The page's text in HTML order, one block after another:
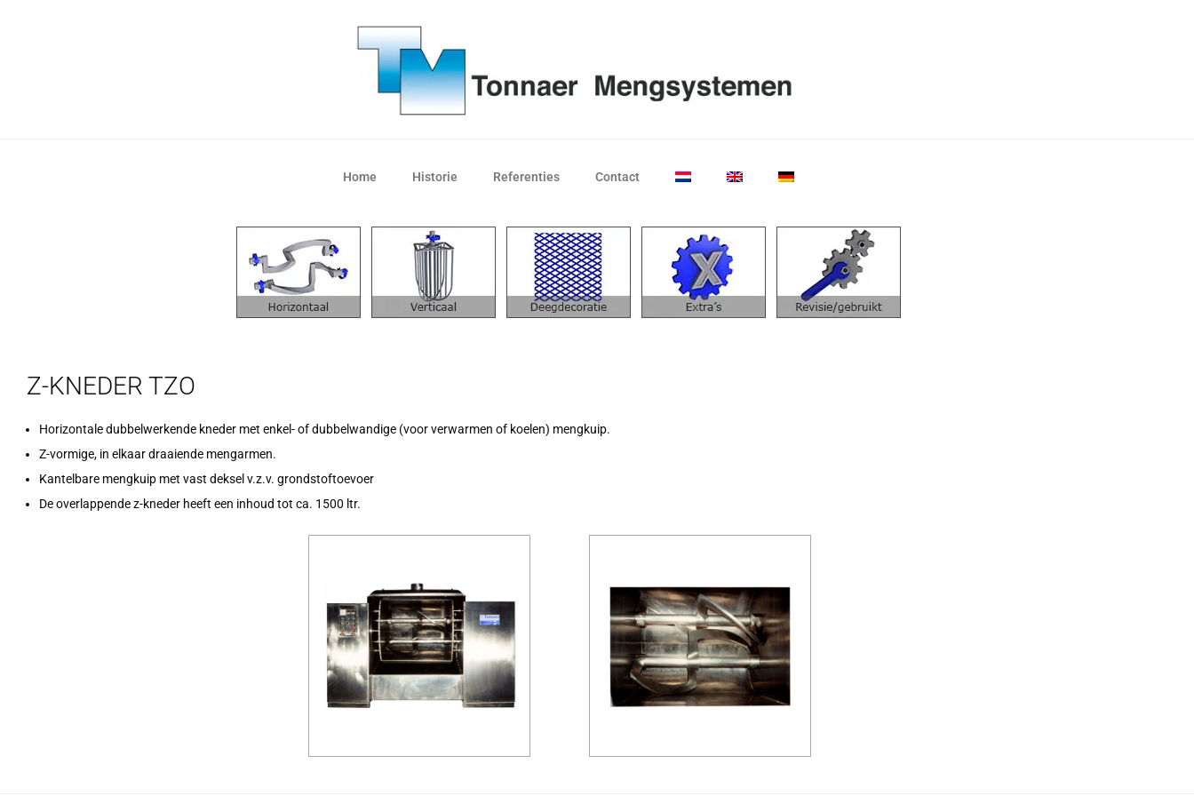
Home Historie Referenties Contact
Z-KNEDER TZO
Horizontale dubbelwerkende kneder met enkel- of dubbelwandige (voor verwarmen of koelen) mengkuip.
Z-vormige, in elkaar draaiende mengarmen.
Kantelbare mengkuip met vast deksel v.z.v. grondstoftoevoer
De overlappende z-kneder heeft een inhoud tot ca. 1500 ltr.